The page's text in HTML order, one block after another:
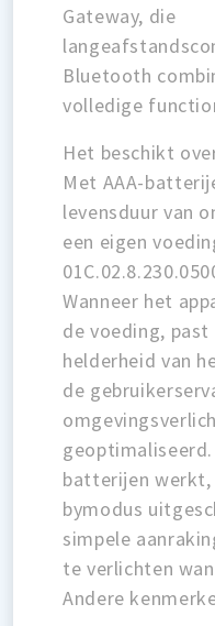
Gateway, die
Bluetooth
volledige
Het beschikt
Met AAA-
levensduur van
een eigen
Wanneer het
de voeding,
helderheid van
de
batterijen
bymodus
simpele
te verlichten
Andere